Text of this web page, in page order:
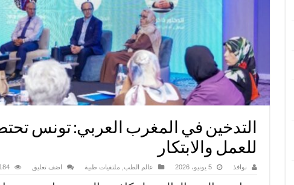
التدخين في المغرب العربي: تونس
للعمل والابتكار
نوافذ 5 يونيو، 2026 عالم الطب ملتقيات طبية اضف تعليق 184 زيارة